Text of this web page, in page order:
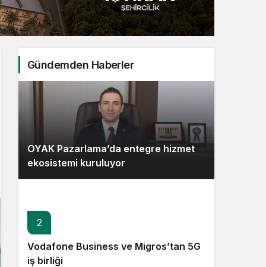
Sistem Modu
Sistem modunu seçin.
Gündemden Haberler
OYAK Pazarlama’da entegre hizmet
ekosistemi kuruluyor
2
Vodafone Business ve Migros’tan 5G
iş birliği